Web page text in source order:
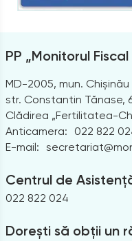
PP „Monitorul Fiscal
MD-2005, mun. Chișinău
str. Constantin Tănase,
Clădirea „Fertilitatea-
Anticamera:
022 822
E-mail:
Centrul de
022 822 024
Dorești să obții un